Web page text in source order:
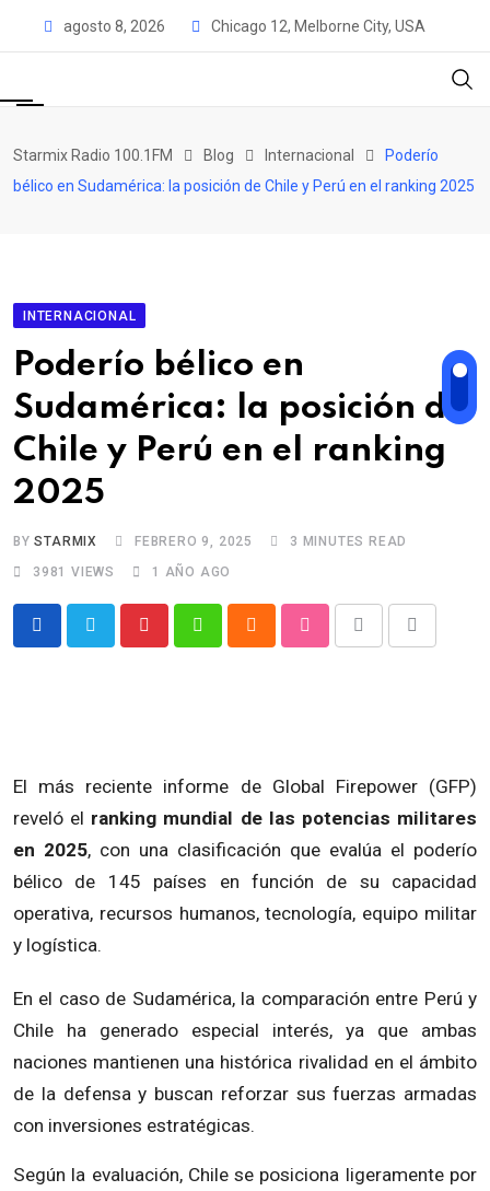
agosto 8, 2026 Chicago 12, Melborne City, USA
Starmix Radio 100.1FM Blog Internacional
Poderío
bélico en Sudamérica: la posición de Chile y Perú en el ranking 2025
INTERNACIONAL
Poderío bélico en
Sudamérica: la posición de
Chile y Perú en el ranking
2025
BYSTARMIX FEBRERO 9, 2025
3 MINUTES READ
3981
VIEWS 1 AÑO AGO
El más reciente informe de Global Firepower (GFP)
reveló el ranking mundial de las potencias militares
en 2025, con una clasificación que evalúa el poderío
bélico de 145 países en función de su capacidad
operativa, recursos humanos, tecnología, equipo militar
y logística.
En el caso de Sudamérica, la comparación entre Perú y
Chile ha generado especial interés, ya que ambas
naciones mantienen una histórica rivalidad en el ámbito
de la defensa y buscan reforzar sus fuerzas armadas
con inversiones estratégicas.
Según la evaluación, Chile se posiciona ligeramente por